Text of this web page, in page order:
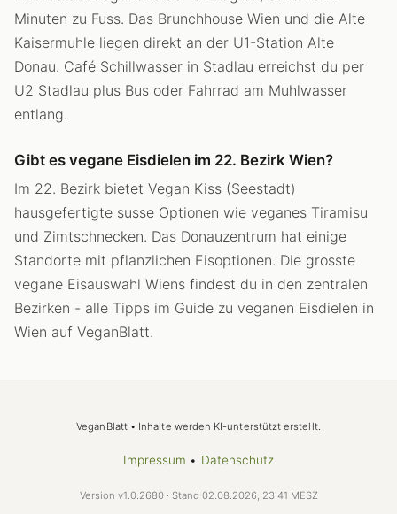
Minuten zu Fuss. Das Brunchhouse Wien und die Alte
Kaisermuhle liegen direkt an der U1-Station Alte
Donau. Café Schillwasser in Stadlau erreichst du per
U2 Stadlau plus Bus oder Fahrrad am Muhlwasser
entlang.
Gibt es vegane Eisdielen im 22. Bezirk Wien?
Im 22. Bezirk bietet Vegan Kiss (Seestadt)
hausgefertigte susse Optionen wie veganes Tiramisu
und Zimtschnecken. Das Donauzentrum hat einige
Standorte mit pflanzlichen Eisoptionen. Die grosste
vegane Eisauswahl Wiens findest du in den zentralen
Bezirken - alle Tipps im Guide zu veganen Eisdielen in
Wien auf VeganBlatt.
VeganBlatt • Inhalte werden KI-unterstützt erstellt.
Impressum • Datenschutz
Version v1.0.2680 · Stand 02.08.2026, 23:41 MESZ